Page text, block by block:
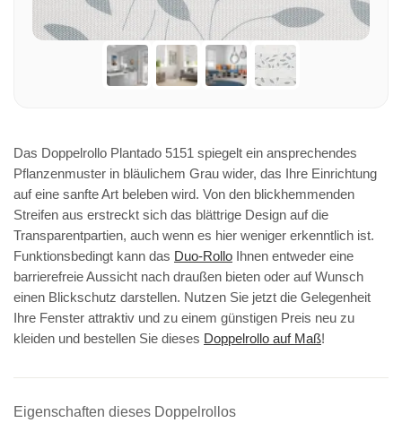
Das Doppelrollo Plantado 5151 spiegelt ein ansprechendes
Pflanzenmuster in bläulichem Grau wider, das Ihre Einrichtung
auf eine sanfte Art beleben wird. Von den blickhemmenden
Streifen aus erstreckt sich das blättrige Design auf die
Transparentpartien, auch wenn es hier weniger erkenntlich ist.
Funktionsbedingt kann das Duo-Rollo Ihnen entweder eine
barrierefreie Aussicht nach draußen bieten oder auf Wunsch
einen Blickschutz darstellen. Nutzen Sie jetzt die Gelegenheit
Ihre Fenster attraktiv und zu einem günstigen Preis neu zu
kleiden und bestellen Sie dieses Doppelrollo auf Maß!
Eigenschaften dieses Doppelrollos